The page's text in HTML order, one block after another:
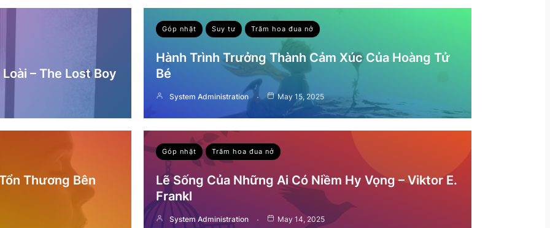
– The Lost Boy
Góp nhặt Suy tư Trăm hoa đua nở
Hành Trình Trưởng Thành Cảm Xúc Của Hoàng Tử
Bé
System Administration May 15, 2025
Thương Bên
Góp nhặt Trăm hoa đua nở
Lẽ Sống Của Những Ai Có Niềm Hy Vọng – Viktor E.
Frankl
System Administration May 14, 2025